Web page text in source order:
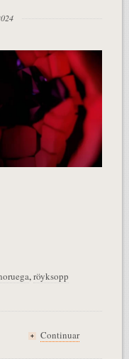
,röyksopp
+ Continuar